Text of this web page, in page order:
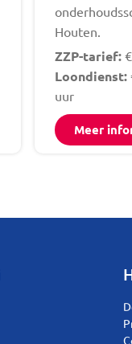
Houten.
ZZP-tarief:
Loondienst:
uur
Meer